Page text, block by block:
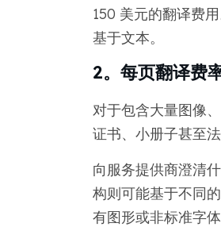
150 美元的翻译费
基于文本。
2。每页翻译费
对于包含大量图像
证书、小册子甚至
向服务提供商澄清
构则可能基于不同
有图形或非标准字